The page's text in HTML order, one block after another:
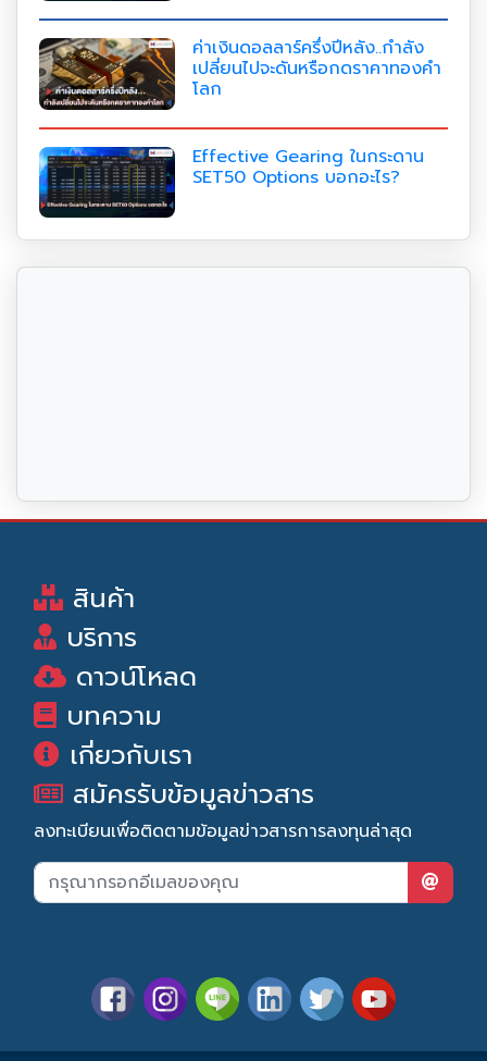
ค่าเงินดอลลาร์ครึ่งปีหลัง..กำลัง
เปลี่ยนไปจะดันหรือกดราคาทองคำ
โลก
Effective Gearing ในกระดาน
SET50 Options บอกอะไร?
สินค้า
บริการ
ดาวน์โหลด
บทความ
เกี่ยวกับเรา
สมัครรับข้อมูลข่าวสาร
ลงทะเบียนเพื่อติดตามข้อมูลข่าวสารการลงทุนล่าสุด